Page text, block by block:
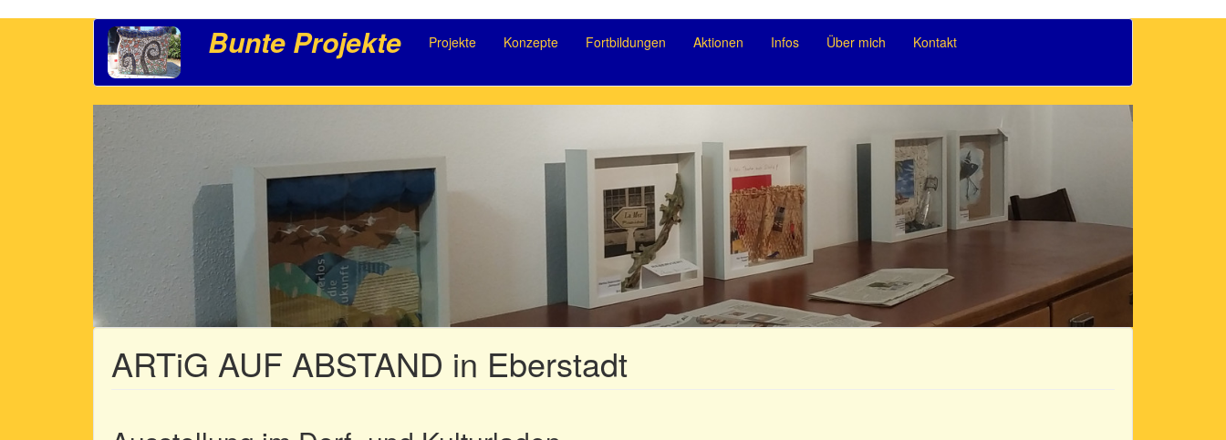
Bunte Projekte
Hauptnavigation Projekte Konzepte Fortbildungen Aktionen Infos Über mich Kontakt
ARTiG AUF ABSTAND in Eberstadt